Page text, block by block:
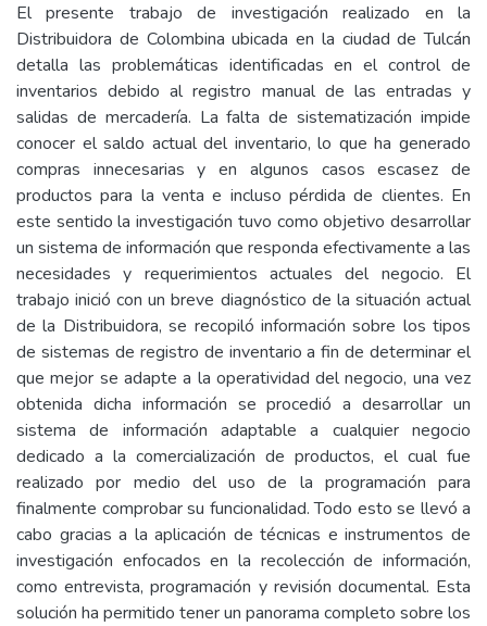
El presente trabajo de investigación realizado en la
Distribuidora de Colombina ubicada en la ciudad de Tulcán
detalla las problemáticas identificadas en el control de
inventarios debido al registro manual de las entradas y
salidas de mercadería. La falta de sistematización impide
conocer el saldo actual del inventario, lo que ha generado
compras innecesarias y en algunos casos escasez de
productos para la venta e incluso pérdida de clientes. En
este sentido la investigación tuvo como objetivo desarrollar
un sistema de información que responda efectivamente a las
necesidades y requerimientos actuales del negocio. El
trabajo inició con un breve diagnóstico de la situación actual
de la Distribuidora, se recopiló información sobre los tipos
de sistemas de registro de inventario a fin de determinar el
que mejor se adapte a la operatividad del negocio, una vez
obtenida dicha información se procedió a desarrollar un
sistema de información adaptable a cualquier negocio
dedicado a la comercialización de productos, el cual fue
realizado por medio del uso de la programación para
finalmente comprobar su funcionalidad. Todo esto se llevó a
cabo gracias a la aplicación de técnicas e instrumentos de
investigación enfocados en la recolección de información,
como entrevista, programación y revisión documental. Esta
solución ha permitido tener un panorama completo sobre los